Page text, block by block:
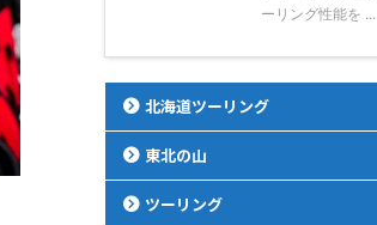
ーリング性能を ...
北海道ツーリング
東北の山
ツーリング